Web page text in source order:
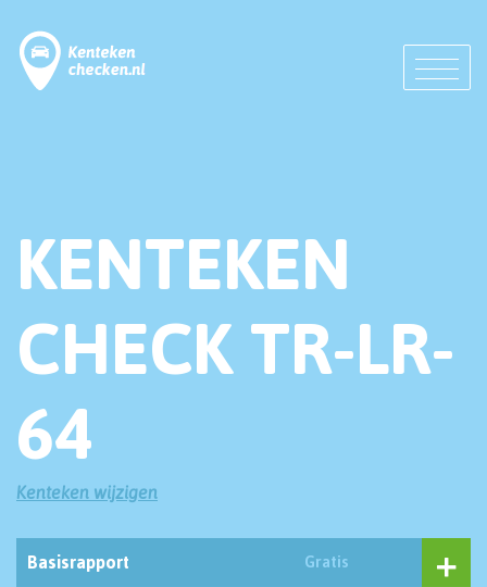
KENTEKEN
CHECK TR-LR-
64
Kenteken wijzigen
Basisrapport Gratis